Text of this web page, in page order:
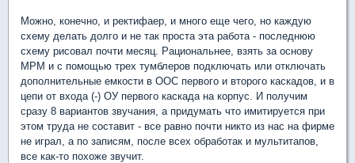
Можно, конечно, и ректифаер, и много еще чего, но каждую
схему делать долго и не так проста эта работа - последнюю
схему рисовал почти месяц. Рациональнее, взять за основу
МРМ и с помощью трех тумблеров подключать или отключать
дополнительные емкости в ООС первого и второго каскадов, и в
цепи от входа (-) ОУ первого каскада на корпус. И получим
сразу 8 вариантов звучания, а придумать что имитируется при
этом труда не составит - все равно почти никто из нас на фирме
не играл, а по записям, после всех обработак и мультитапов,
все как-то похоже звучит.